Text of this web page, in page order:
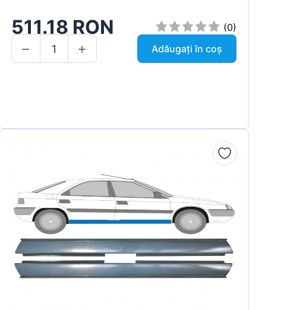
511.18 RON
(0)
Adăugați în coș